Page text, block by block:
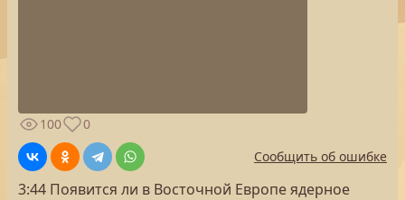
100
0
Сообщить об ошибке
3:44 Появится ли в Восточной Европе ядерное